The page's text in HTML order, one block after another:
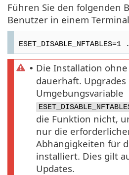
Führen Sie den folgenden
Benutzer in einem
• Die Installation
dauerhaft.
Umgebungsvariable
die Funktion nicht,
nur die
Abhängigkeiten für
installiert. Dies gilt
Updates.